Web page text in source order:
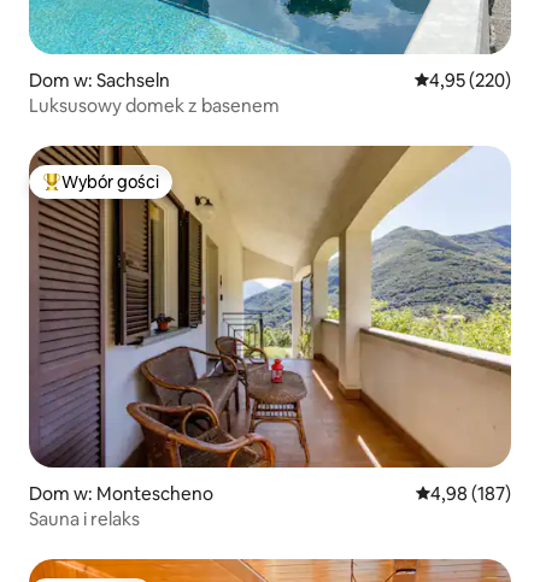
Dom w: Sachseln Średnia
4,95 (220)
Luksusowy domek z basenem
Najpopularniejsze z kategorii Wybór gości
Wybór gości
Dom w: Montescheno Średnia
4,98 (187)
Sauna i relaks